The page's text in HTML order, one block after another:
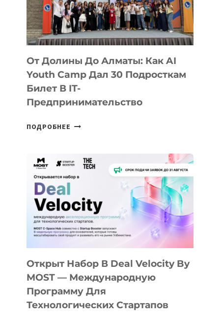
От Долины До Алматы: Как AI
Youth Camp Дал 30 Подросткам
Билет В IT-
Предпринимательство
ПОДРОБНЕЕ ОТ
АЛМАТЫ:
AI
YOUTH
CAMP
ДАЛ
30
ПОДРОСТКАМ
БИЛЕТ
IT-
ПРЕДПРИНИМАТЕЛЬСТВО
Открыт Набор В Deal Velocity By
MOST — Международную
Программу Для
Технологических Стартапов